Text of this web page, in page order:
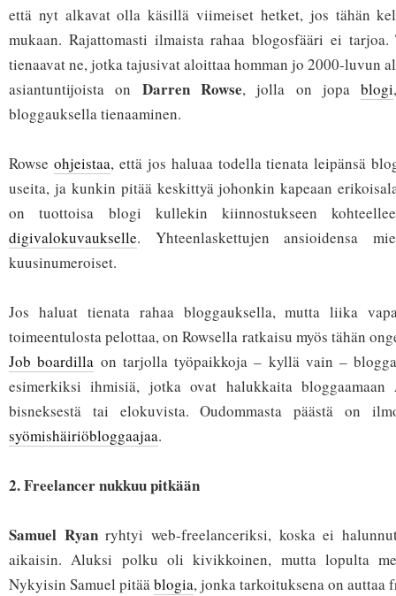
että nyt alkavat olla käsillä viimeiset hetket, jos tähän
mukaan. Rajattomasti ilmaista rahaa blogosfääri ei
tienaavat ne, jotka tajusivat aloittaa homman jo 2000-luvun
asiantuntijoista on Darren Rowse, jolla on jopablogi
bloggauksella tienaaminen.
Rowse ohjeistaa, että jos haluaa todella tienata leipänsä
useita, ja kunkin pitää keskittyä johonkin kapeaan
on tuottoisa blogi kullekin kiinnostukseen
digivalokuvaukselle. Yhteenlaskettujen ansioidensa
kuusinumeroiset.
Jos haluat tienata rahaa bloggauksella, mutta liika
toimeentulosta pelottaa, on Rowsella ratkaisu myös tähän
Job boardilla on tarjolla työpaikkoja – kyllä vain –
esimerkiksi ihmisiä, jotka ovat halukkaita bloggaamaan
bisneksestä tai elokuvista. Oudommasta päästä on
syömishäiriöbloggaajaa.
2. Freelancer nukkuu pitkään
Samuel Ryanryhtyi web-freelanceriksi, koska ei
aikaisin. Aluksi polku oli kivikkoinen, mutta lopulta
Nykyisin Samuel pitääblogia, jonka tarkoituksena on auttaa